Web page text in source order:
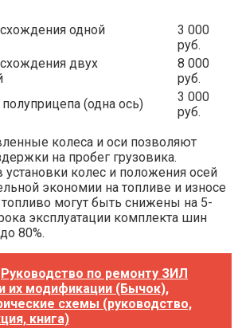
одной
3 000
руб.
двух
8 000
руб.
(одна ось)
3 000
руб.
колеса и оси позволяют
на пробег грузовика.
установки колес и положения осей
экономии на топливе и износе
могут быть снижены на 5-
эксплуатации комплекта шин
80%.
Руководство по ремонту ЗИЛ
их модификации (Бычок),
схемы (руководство,
книга)